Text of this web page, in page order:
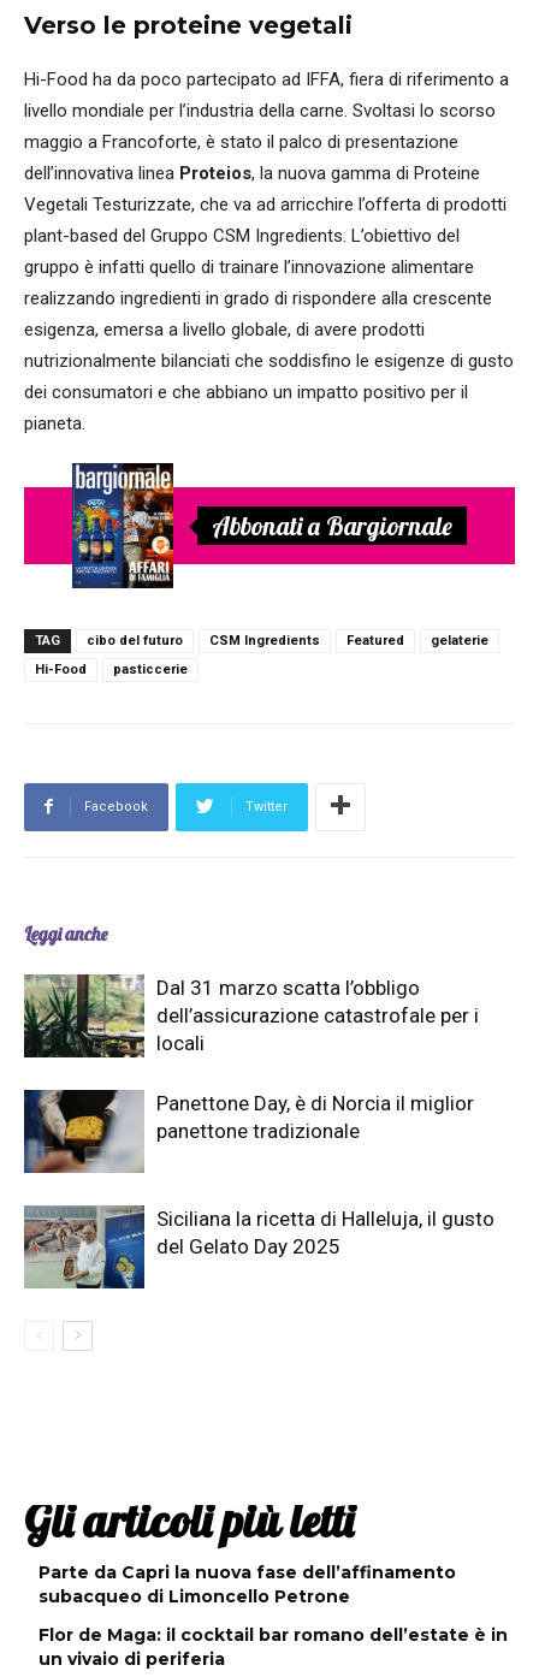
Verso le proteine vegetali
Hi-Food ha da poco partecipato ad IFFA, fiera di riferimento a
livello mondiale per l’industria della carne. Svoltasi lo scorso
maggio a Francoforte, è stato il palco di presentazione
dell’innovativa linea Proteios, la nuova gamma di Proteine
Vegetali Testurizzate, che va ad arricchire l’offerta di prodotti
plant-based del Gruppo CSM Ingredients. L’obiettivo del
gruppo è infatti quello di trainare l’innovazione alimentare
realizzando ingredienti in grado di rispondere alla crescente
esigenza, emersa a livello globale, di avere prodotti
nutrizionalmente bilanciati che soddisfino le esigenze di gusto
dei consumatori e che abbiano un impatto positivo per il
pianeta.
Abbonati a Bargiornale
TAG cibo del futuro CSM Ingredients Featured
gelaterie
Hi-Food
pasticcerie
Facebook Twitter
Leggi anche
Dal 31 marzo scatta l’obbligo
dell’assicurazione catastrofale per i
locali
Panettone Day, è di Norcia il miglior
panettone tradizionale
Siciliana la ricetta di Halleluja, il gusto
del Gelato Day 2025
Gli articoli più letti
Parte da Capri la nuova fase dell’affinamento
subacqueo di Limoncello Petrone
Flor de Maga: il cocktail bar romano dell’estate è in
un vivaio di periferia